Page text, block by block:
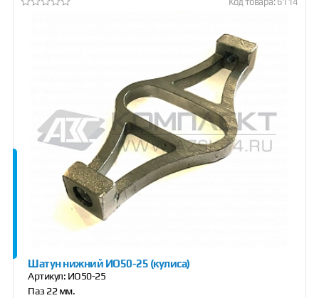
Шатун нижний ИО50-25 (кулиса)
Артикул: ИО50-25
Паз 22 мм.